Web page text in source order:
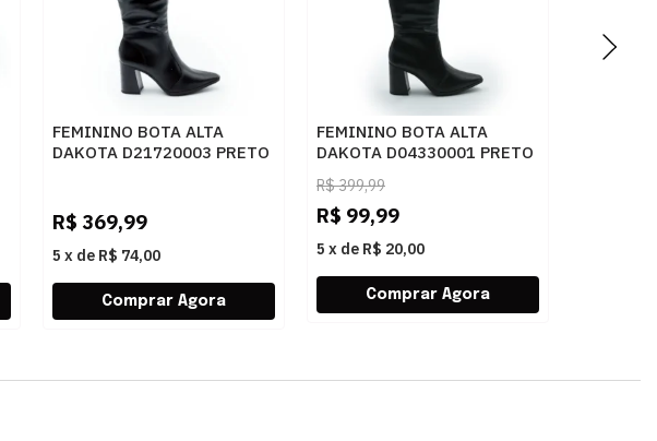
FEMININO BOTA ALTA
DAKOTA D21720003 PRETO
R$ 369,99
5 x de R$ 74,00
FEMININO BOTA ALTA
DAKOTA D04330001 PRETO
R$399,99
R$ 99,99
5 x de R$ 20,00